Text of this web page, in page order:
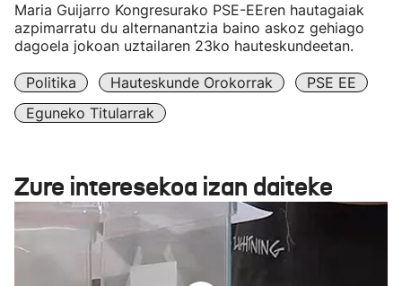
Maria Guijarro Kongresurako PSE-EEren hautagaiak
azpimarratu du alternanantzia baino askoz gehiago
dagoela jokoan uztailaren 23ko hauteskundeetan.
Politika Hauteskunde Orokorrak
PSE EE
Eguneko Titularrak
Zure interesekoa izan daiteke